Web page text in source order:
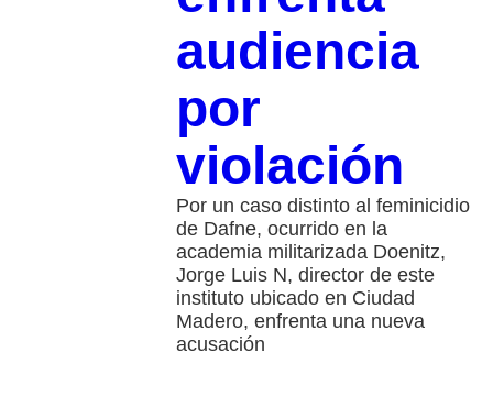
audiencia
por
violación
Por un caso distinto al feminicidio
de Dafne, ocurrido en la
academia militarizada Doenitz,
Jorge Luis N, director de este
instituto ubicado en Ciudad
Madero, enfrenta una nueva
acusación